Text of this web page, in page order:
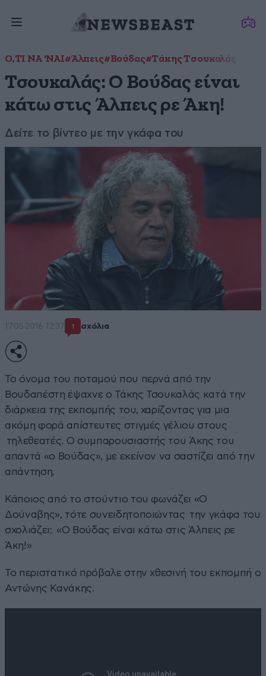
Ο,ΤΙ ΝΑ 'ΝΑΙ#Άλπεις#Βούδας#Τάκης Τσουκαλάς
Τσουκαλάς: Ο Βούδας είναι
κάτω στις Άλπεις ρε Άκη!
Δείτε το βίντεο με την γκάφα του
17·05·2016 12:37 1 σχόλια
Το όνομα του ποταμού που περνά από την
Βουδαπέστη έψαχνε ο Τάκης Τσουκαλάς κατά την
διάρκεια της εκπομπής του, χαρίζοντας για μια
ακόμη φορά απίστευτες στιγμές γέλιου στους
τηλεθεατές. Ο συμπαρουσιαστής του Άκης του
απαντά «ο Βούδας», με εκείνον να σαστίζει από την
απάντηση.
Κάποιος από το στούντιο του φωνάζει «Ο
Δούναβης», τότε συνειδητοποιώντας την γκάφα του
σχολιάζει: «Ο Βούδας είναι κάτω στις Άλπεις ρε
Άκη!»
Το περιστατικό πρόβαλε στην χθεσινή του εκπομπή ο
Αντώνης Κανάκης.